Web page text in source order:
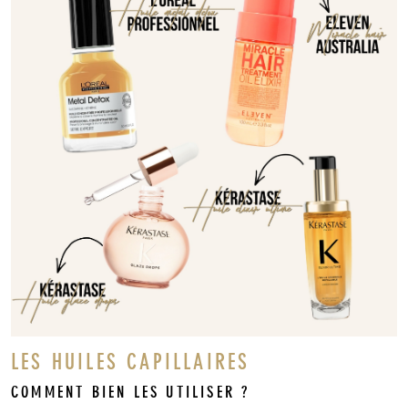
LES HUILES CAPILLAIRES
COMMENT BIEN LES UTILISER ?